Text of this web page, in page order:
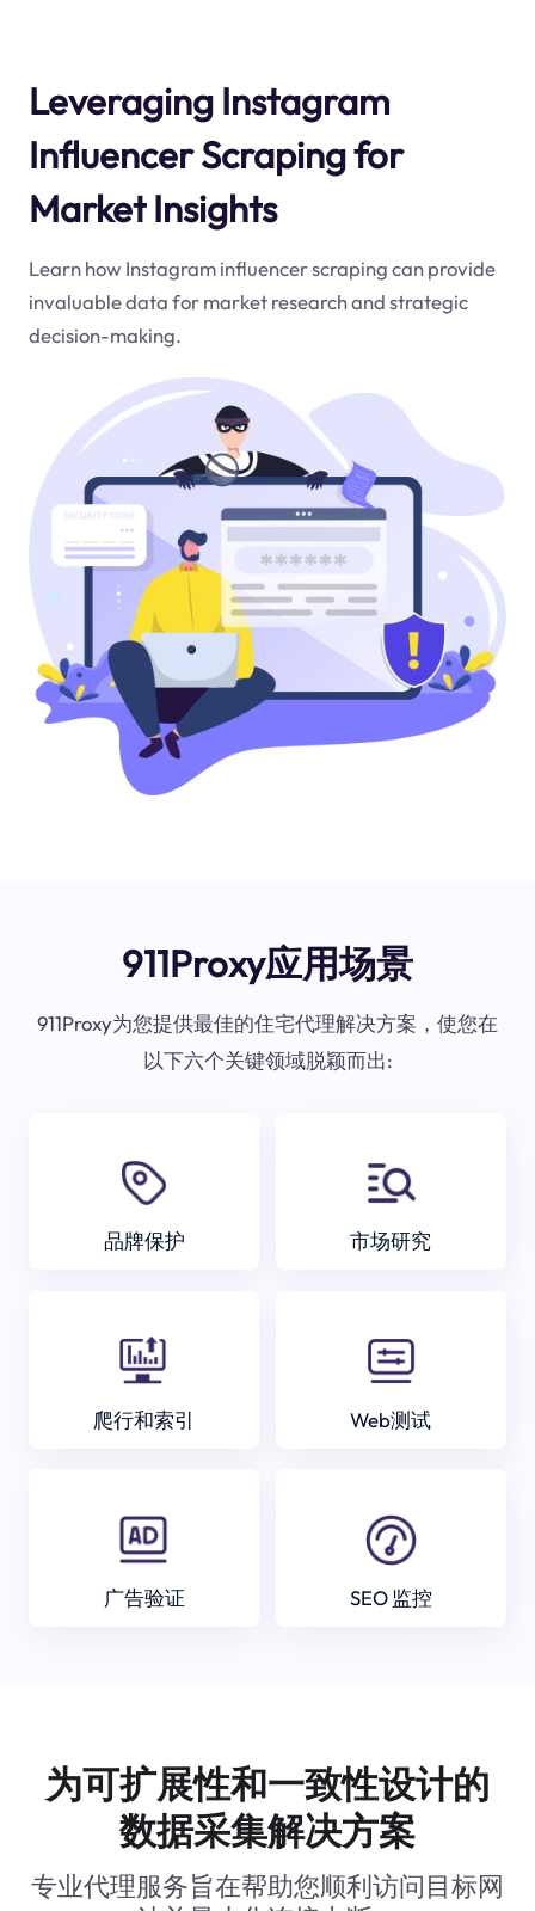
Leveraging Instagram
Influencer Scraping for
Market Insights
Learn how Instagram influencer scraping can provide
invaluable data for market research and strategic
decision-making.
911Proxy应用场景
911Proxy为您提供最佳的住宅代理解决方案，使您在
以下六个关键领域脱颖而出:
品牌保护 市场研究
爬行和索引 Web测试
广告验证 SEO 监控
为可扩展性和一致性设计的
数据采集解决方案
专业代理服务旨在帮助您顺利访问目标网